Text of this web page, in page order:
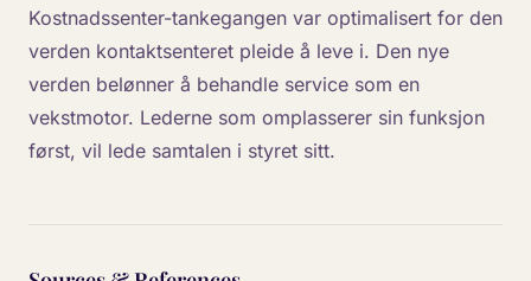
Kostnadssenter-tankegangen var optimalisert for den
verden kontaktsenteret pleide å leve i. Den nye
verden belønner å behandle service som en
vekstmotor. Lederne som omplasserer sin funksjon
først, vil lede samtalen i styret sitt.